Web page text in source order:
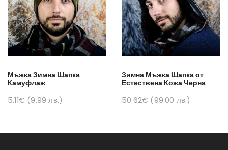
Мъжка Зимна Шапка
Камуфлаж
5.11€ (9.99 лв.)
Зимна Мъжка Шапка от
Естествена Кожа Черна
50.62€ (99.00 лв.)